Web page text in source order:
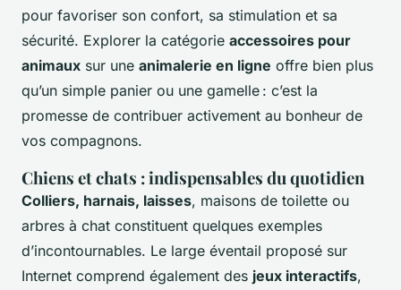
pour favoriser son confort, sa stimulation et sa
sécurité. Explorer la catégorie accessoires pour
animaux sur une animalerie en ligne offre bien plus
qu’un simple panier ou une gamelle : c’est la
promesse de contribuer activement au bonheur de
vos compagnons.
Chiens et chats : indispensables du quotidien
Colliers, harnais, laisses, maisons de toilette ou
arbres à chat constituent quelques exemples
d’incontournables. Le large éventail proposé sur
Internet comprend également des jeux interactifs,